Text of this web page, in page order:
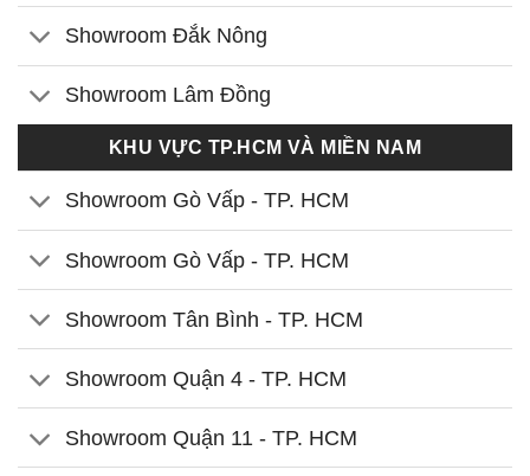
Showroom Đắk Nông
Showroom Lâm Đồng
KHU VỰC TP.HCM VÀ MIỀN NAM
Showroom Gò Vấp - TP. HCM
Showroom Gò Vấp - TP. HCM
Showroom Tân Bình - TP. HCM
Showroom Quận 4 - TP. HCM
Showroom Quận 11 - TP. HCM